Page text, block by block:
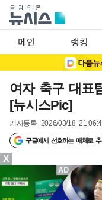
메인 랭킹
여자 축구 대표
[뉴시스Pic]
기사등록 2026/03/18
구글에서 선호하는 매체로 추
X